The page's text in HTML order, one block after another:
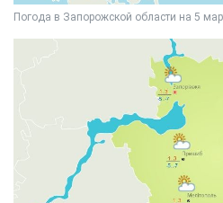
Погода в Запорожской области на 5